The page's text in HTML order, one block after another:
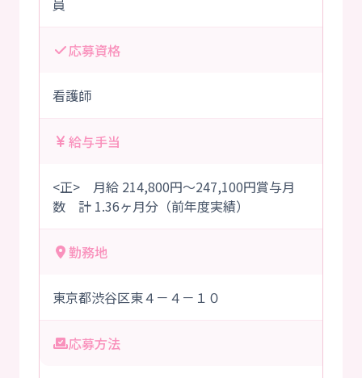
員
応募資格
看護師
給与手当
<正> 月給 214,800円～247,100円賞与月
数 計 1.36ヶ月分（前年度実績）
勤務地
東京都渋谷区東４－４－１０
応募方法